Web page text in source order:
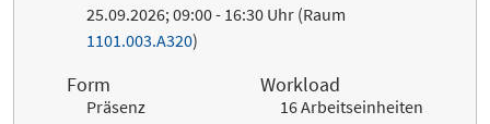
25.09.2026; 09:00 - 16:30 Uhr (Raum
1101.003.A320)
Form
Präsenz
Workload
16 Arbeitseinheiten